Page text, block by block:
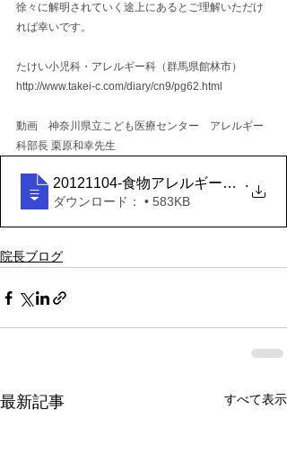
徐々に解明されていく途上にあるとご理解いただけ
れば幸いです。
たけい小児科・アレルギー科（群馬県館林市）
http://www.takei-c.com/diary/cn9/pg62.html
動画　神奈川県立こども医療センター　アレルギー
科部長 栗原和幸先生
20121104-食物アレルギーへの対応
.
ダウンロード： • 583KB
院長ブログ
最新記事 すべて表示